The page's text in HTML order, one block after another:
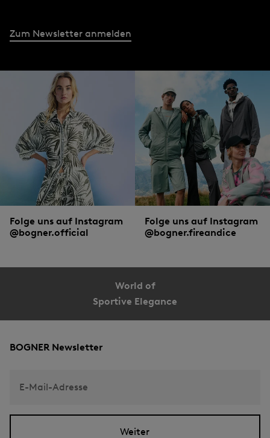
Zum Newsletter anmelden
Folge uns auf Instagram
@bogner.official
Folge uns auf Instagram
@bogner.fireandice
World of
Sportive Elegance
BOGNER Newsletter
E-Mail-Adresse
Weiter